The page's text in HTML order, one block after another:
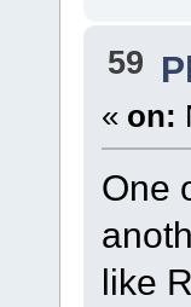
59
« on:
One
like